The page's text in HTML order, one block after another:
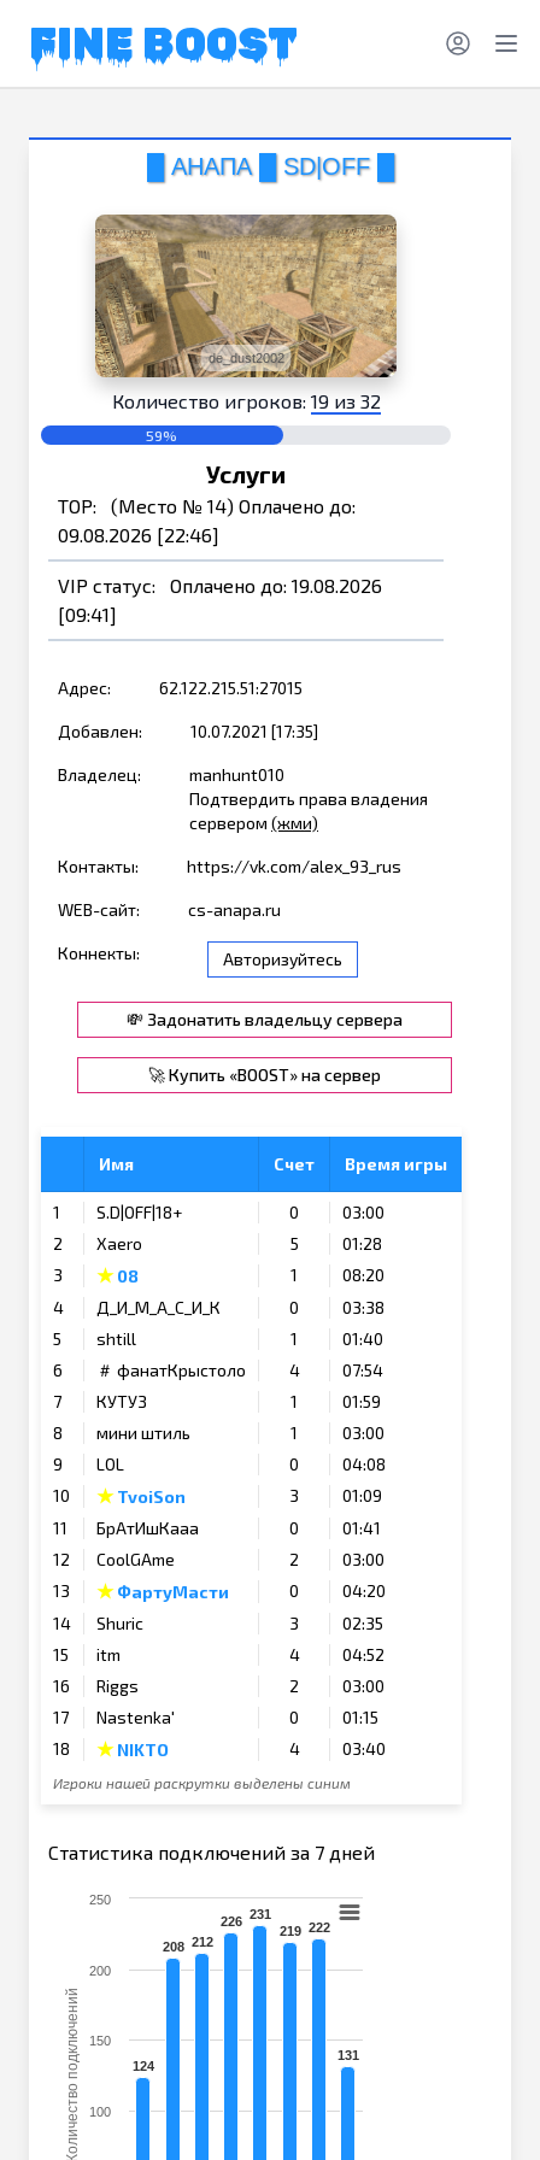
FINE BOOST
█ АНАПА █ SD|OFF █
de_dust2002
Количество игроков: 19 из 32
59%
Услуги
TOP: (Место № 14) Оплачено до:
09.08.2026 [22:46]
VIP статус: Оплачено до: 19.08.2026
[09:41]
Адрес: 62.122.215.51:27015
Добавлен: 10.07.2021 [17:35]
Владелец:
manhunt010
Подтвердить права владения
сервером (жми)
Контакты: https://vk.com/alex_93_rus
WEB-сайт: cs-anapa.ru
Коннекты: Авторизуйтесь
💸 Задонатить владельцу сервера
🚀 Купить «BOOST» на сервер
Имя Счет Время игры
1 S.D|OFF|18+ 0
03:00
2
Xaero 5
01:28
3
★ 08 1
08:20
4
Д_И_М_А_С_И_К 0
03:38
5
shtill 1
01:40
6
＃ фанатКрыстоло 4
07:54
7
КУТУЗ 1
01:59
8
мини штиль 1
03:00
9
LOL 0
04:08
10
★ TvoiSon 3
01:09
11
БрАтИшКааа 0
01:41
12
CoolGAme 2
03:00
13
★ ФартуМасти 0
04:20
14
Shuric 3
02:35
15
itm 4
04:52
16
Riggs 2
03:00
17
Nastenka' 0
01:15
18
★ NIKTO 4 03:40
Игроки нашей раскрутки выделены синим
Статистика подключений за 7 дней
Количество подключений 124
208 212
226 231
219 222
131
100
150
200
250